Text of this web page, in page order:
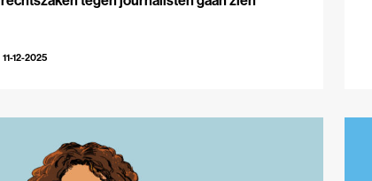
11-12-2025